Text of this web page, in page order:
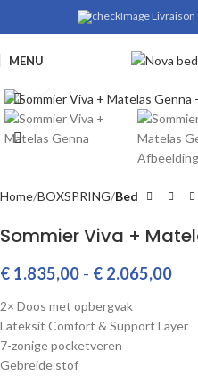
Livraison
MENU
Home BOXSPRING Bed
Sommier Viva +
€ 1.835,00 - € 2.065,00
2× Doos met opbergvak
Lateksit Comfort & Support Layer
7-zonige pocketveren
Gebreide stof